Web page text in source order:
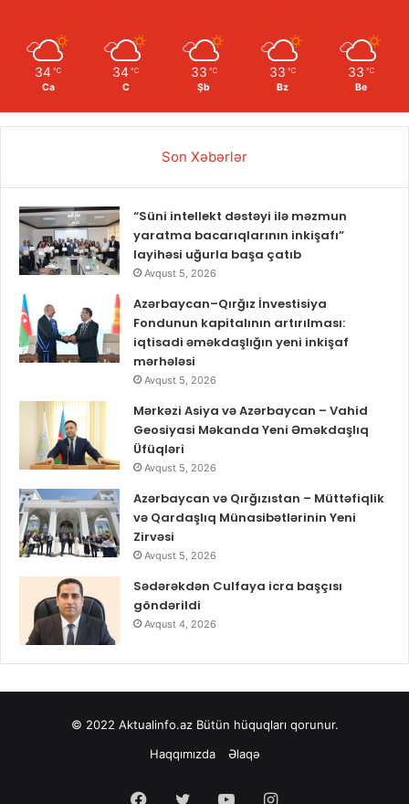
34 ℃
Ca
34 ℃
C
33 ℃
Şb
33 ℃
Bz
33 ℃
Be
Son Xəbərlər
“Süni intellekt dəstəyi ilə məzmun
yaratma bacarıqlarının inkişafı”
layihəsi uğurla başa çatıb
Avqust 5, 2026
Azərbaycan–Qırğız İnvestisiya
Fondunun kapitalının artırılması:
iqtisadi əməkdaşlığın yeni inkişaf
mərhələsi
Avqust 5, 2026
Mərkəzi Asiya və Azərbaycan – Vahid
Geosiyasi Məkanda Yeni Əməkdaşlıq
Üfüqləri
Avqust 5, 2026
Azərbaycan və Qırğızıstan – Müttəfiqlik
və Qardaşlıq Münasibətlərinin Yeni
Zirvəsi
Avqust 5, 2026
Sədərəkdən Culfaya icra başçısı
göndərildi
Avqust 4, 2026
© 2022 Aktualinfo.azBütün hüquqları qorunur.
Haqqımızda
Əlaqə
Facebook
Twitter YouTubeInstagram